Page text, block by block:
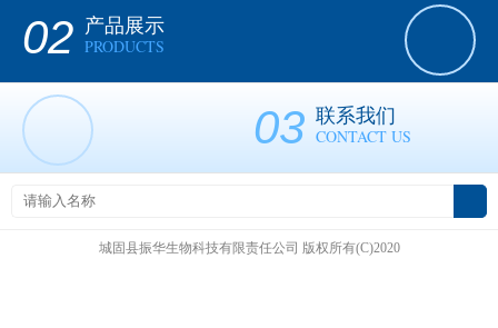
02 产品展示
PRODUCTS
03 联系我们
CONTACT US
城固县振华生物科技有限责任公司 版权所有(C)2020